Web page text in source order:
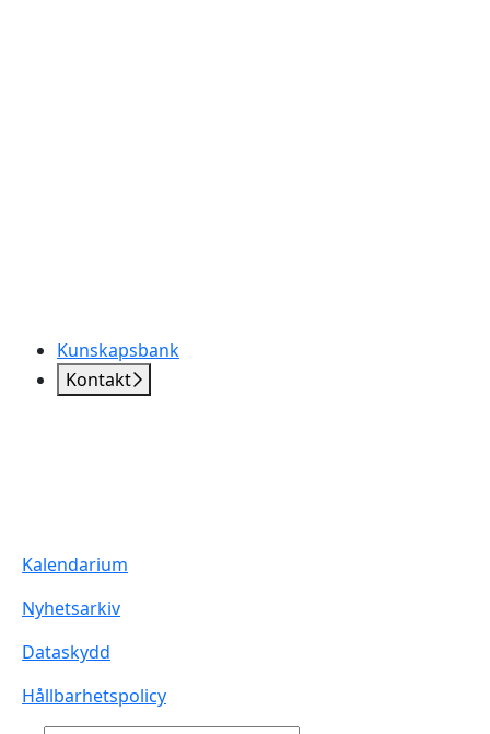
Kunskapsbank
Kontakt
Kalendarium
Nyhetsarkiv
Dataskydd
Hållbarhetspolicy